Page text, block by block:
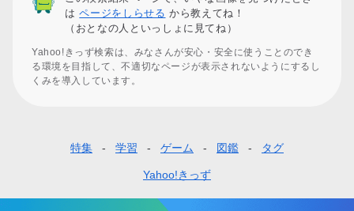
はページをしらせる から教えてね！
（おとなの人といっしょに見てね）
Yahoo!きっず検索は、みなさんが安心・安全に使うことのでき
る環境を目指して、不適切なページが表示されないようにするし
くみを導入しています。
タ
特集 学習 ゲーム 図鑑 タグ
Yahoo!きっず